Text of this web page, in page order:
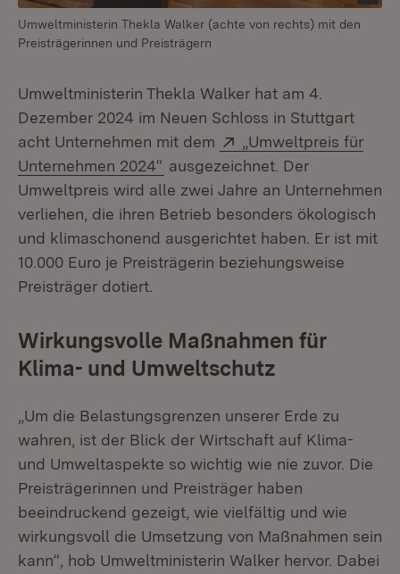
Umweltministerin Thekla Walker (achte von rechts) mit den
Preisträgerinnen und Preisträgern
Umweltministerin Thekla Walker hat am 4.
Dezember 2024 im Neuen Schloss in Stuttgart
acht Unternehmen mit dem
Extern:
„Umweltpreis für
Unternehmen 2024“ (Öffnet in neuem Fenster)
ausgezeichnet. Der
Umweltpreis wird alle zwei Jahre an Unternehmen
verliehen, die ihren Betrieb besonders ökologisch
und klimaschonend ausgerichtet haben. Er ist mit
10.000 Euro je Preisträgerin beziehungsweise
Preisträger dotiert.
Wirkungsvolle Maßnahmen für
Klima- und Umweltschutz
„Um die Belastungsgrenzen unserer Erde zu
wahren, ist der Blick der Wirtschaft auf Klima-
und Umweltaspekte so wichtig wie nie zuvor. Die
Preisträgerinnen und Preisträger haben
beeindruckend gezeigt, wie vielfältig und wie
wirkungsvoll die Umsetzung von Maßnahmen sein
kann“, hob Umweltministerin Walker hervor. Dabei